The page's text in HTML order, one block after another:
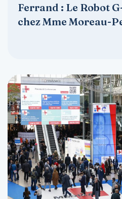
Ferrand : Le Robot
chez Mme Moreau-